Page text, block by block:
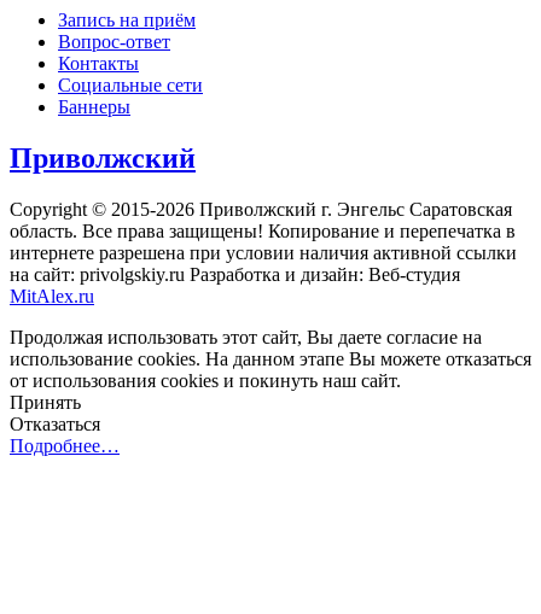
Запись на приём
Вопрос-ответ
Контакты
Социальные сети
Баннеры
Приволжский
Copyright © 2015-2026 Приволжский г. Энгельс Саратовская
область. Все права защищены! Копирование и перепечатка в
интернете разрешена при условии наличия активной ссылки
на сайт: privolgskiy.ru Разработка и дизайн: Веб-студия
MitAlex.ru
Продолжая использовать этот сайт, Вы даете согласие на
использование cookies. На данном этапе Вы можете отказаться
от использования cookies и покинуть наш сайт.
Принять
Отказаться
Подробнее…